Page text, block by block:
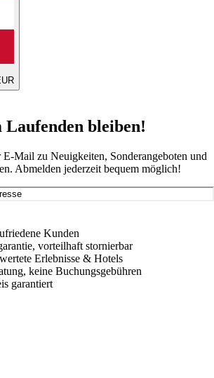
Laufenden bleiben!
Mail zu Neuigkeiten, Sonderangeboten und
Abmelden jederzeit bequem möglich!
Kunden
vorteilhaft stornierbar
Erlebnisse & Hotels
keine Buchungsgebühren
garantiert